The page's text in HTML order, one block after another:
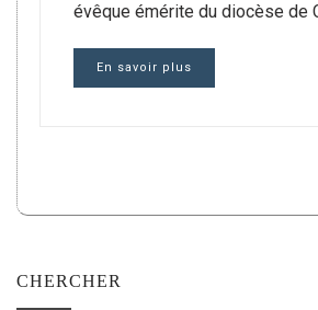
évêque émérite du diocèse de
En savoir plus
CHERCHER